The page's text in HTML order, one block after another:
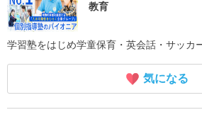
教育
学習塾をはじめ学童保育・英会話・サッカ
気になる